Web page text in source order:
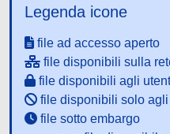
Legenda icone
file ad accesso aperto
file disponibili sulla
file disponibili agli
file disponibili solo
file sotto embargo